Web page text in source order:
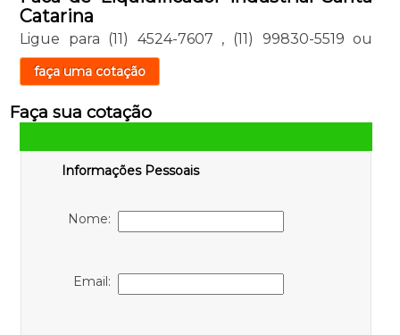
Catarina
Ligue para (11) 4524-7607 , (11) 99830-5519 ou
faça uma cotação
Faça sua cotação
Informações Pessoais
Nome:
Email: